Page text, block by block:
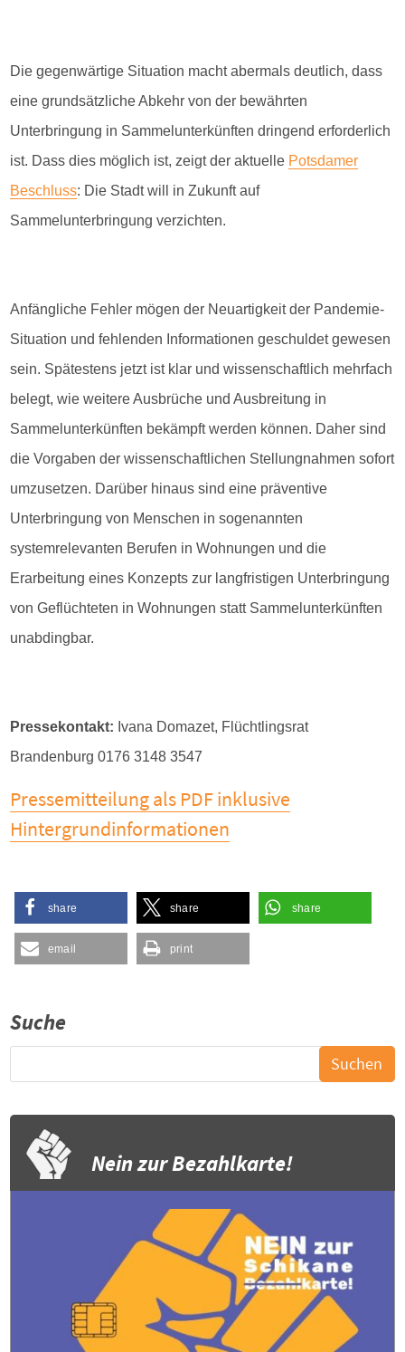
Die gegenwärtige Situation macht abermals deutlich, dass
eine grundsätzliche Abkehr von der bewährten
Unterbringung in Sammelunterkünften dringend erforderlich
ist. Dass dies möglich ist, zeigt der aktuelle Potsdamer
Beschluss: Die Stadt will in Zukunft auf
Sammelunterbringung verzichten.
Anfängliche Fehler mögen der Neuartigkeit der Pandemie-
Situation und fehlenden Informationen geschuldet gewesen
sein. Spätestens jetzt ist klar und wissenschaftlich mehrfach
belegt, wie weitere Ausbrüche und Ausbreitung in
Sammelunterkünften bekämpft werden können. Daher sind
die Vorgaben der wissenschaftlichen Stellungnahmen sofort
umzusetzen. Darüber hinaus sind eine präventive
Unterbringung von Menschen in sogenannten
systemrelevanten Berufen in Wohnungen und die
Erarbeitung eines Konzepts zur langfristigen Unterbringung
von Geflüchteten in Wohnungen statt Sammelunterkünften
unabdingbar.
Pressekontakt: Ivana Domazet, Flüchtlingsrat
Brandenburg 0176 3148 3547
Pressemitteilung als PDF inklusive
Hintergrundinformationen
share share share
email print
Suche
Nein zur Bezahlkarte!